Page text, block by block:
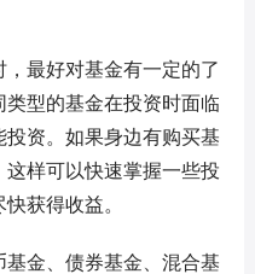
最好对基金有一定的了
型的基金在投资时面临
资。如果身边有购买基
样可以快速掌握一些投
获得收益。
金、债券基金、混合基